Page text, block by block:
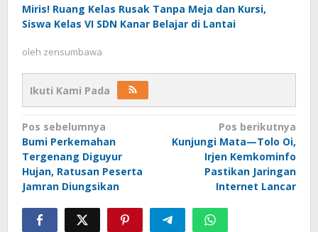
Miris! Ruang Kelas Rusak Tanpa Meja dan Kursi,
Siswa Kelas VI SDN Kanar Belajar di Lantai
oleh zensumbawa
Ikuti Kami Pada
Navigasi
pos
Pos sebelumnya
Bumi Perkemahan
Tergenang Diguyur
Hujan, Ratusan Peserta
Jamran Diungsikan
Pos berikutnya
Kunjungi Mata—Tolo Oi,
Irjen Kemkominfo
Pastikan Jaringan
Internet Lancar